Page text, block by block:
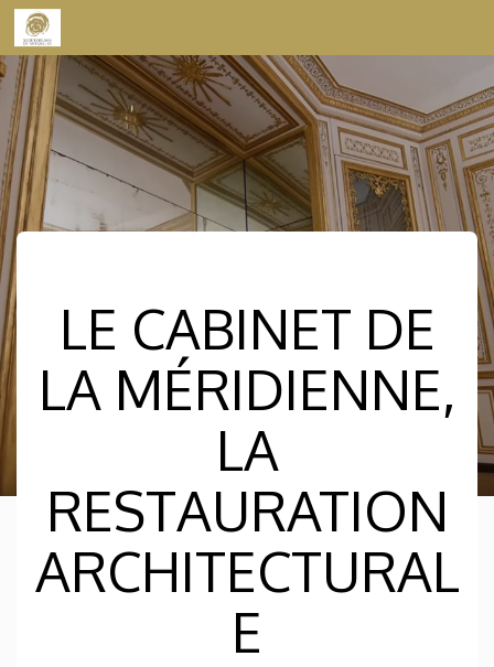
Skip to content
LE CABINET DE
LA MÉRIDIENNE,
LA
RESTAURATION
ARCHITECTURAL
E